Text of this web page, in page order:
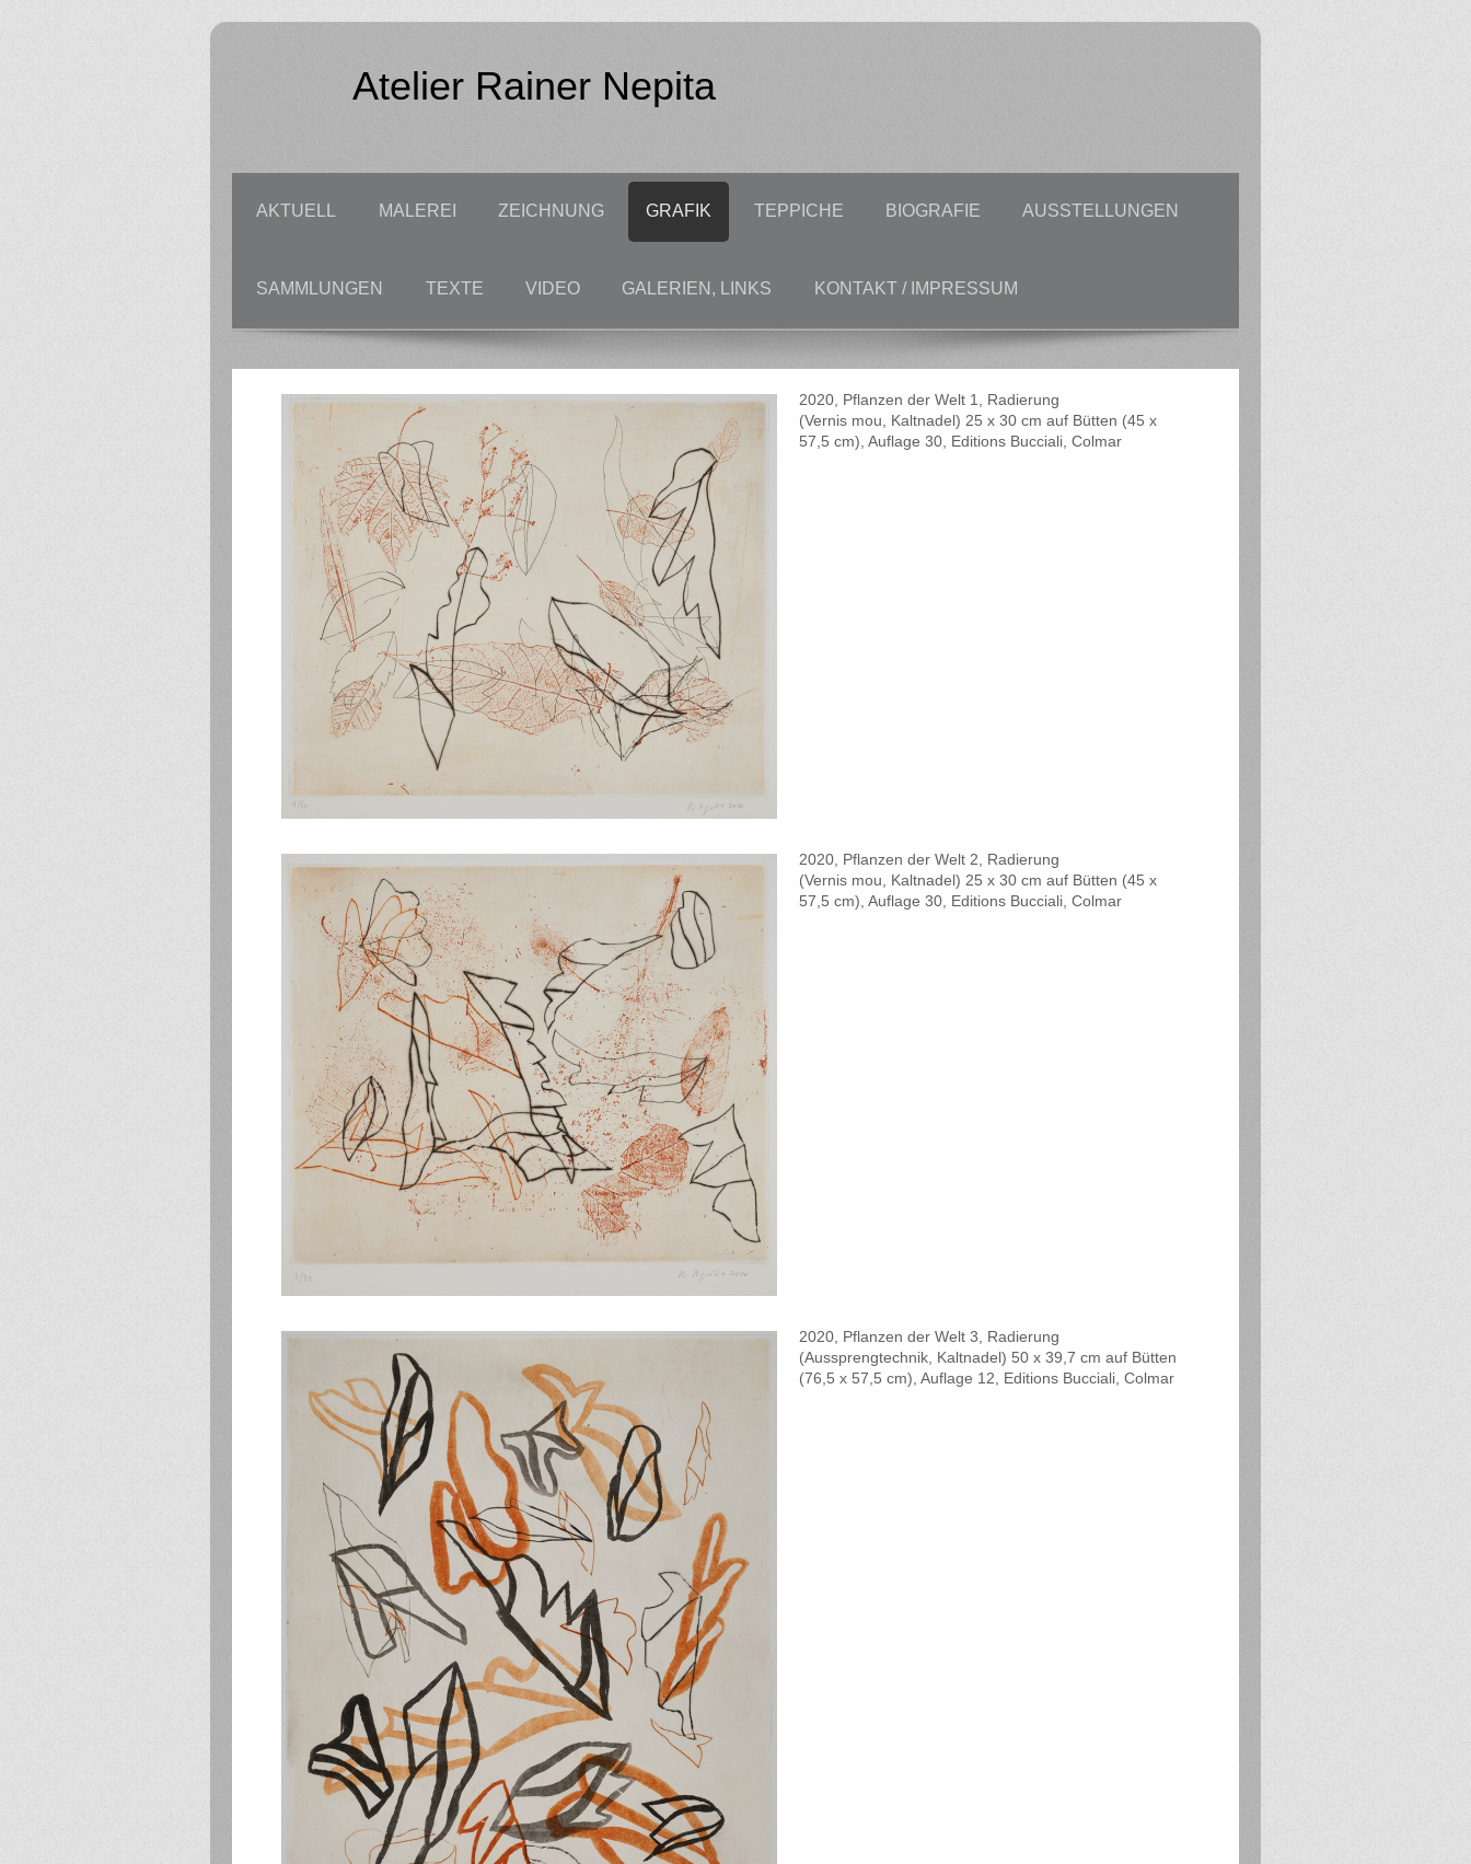
Atelier Rainer Nepita
AKTUELL MALEREI ZEICHNUNG GRAFIK TEPPICHE BIOGRAFIE AUSSTELLUNGEN
SAMMLUNGEN TEXTE VIDEO GALERIEN, LINKS KONTAKT / IMPRESSUM
2020, Pflanzen der Welt 1, Radierung
(Vernis mou, Kaltnadel) 25 x 30 cm auf Bütten (45 x
57,5 cm), Auflage 30, Editions Bucciali, Colmar
2020, Pflanzen der Welt 2, Radierung
(Vernis mou, Kaltnadel) 25 x 30 cm auf Bütten (45 x
57,5 cm), Auflage 30, Editions Bucciali, Colmar
2020, Pflanzen der Welt 3, Radierung
(Aussprengtechnik, Kaltnadel) 50 x 39,7 cm auf Bütten
(76,5 x 57,5 cm), Auflage 12, Editions Bucciali, Colmar